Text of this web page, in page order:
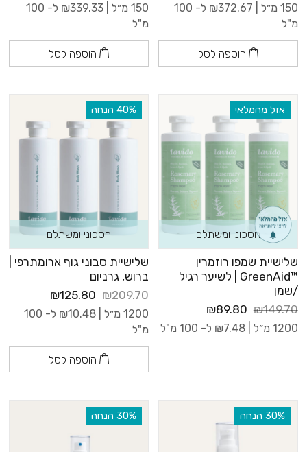
150 מ״ל | ₪372.67
ל- 100
מ"ל
הוספה לסל
150 מ״ל | ₪339.33
ל- 100
מ"ל
הוספה לסל
אזל מהמלאי
חסכוני ומשתלם
שלישיית שמפו רוזמרין
™GreenAid | לשיער רגיל
/שמן
₪149.70
₪89.80
1200 מ״ל | ₪7.48 ל- 100 מ"ל
‫40% הנחה
חסכוני ומשתלם
שלישיית סבוני גוף ארומתרפי |
ברוש, גרניום
₪209.70
₪125.80
1200 מ״ל | ₪10.48
ל- 100
מ"ל
הוספה לסל
‫30% הנחה ‫30% הנחה